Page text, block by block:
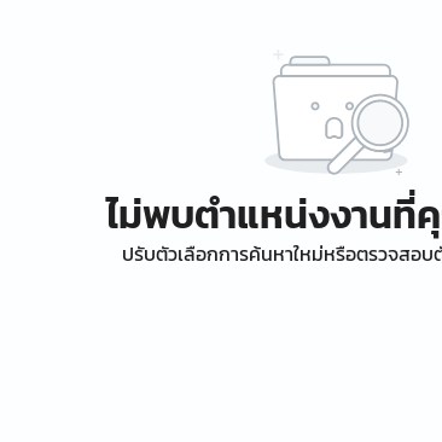
ไม่พบตำแหน่งงาน
ปรับตัวเลือกการค้นหาใหม่หรือตรวจสอบ